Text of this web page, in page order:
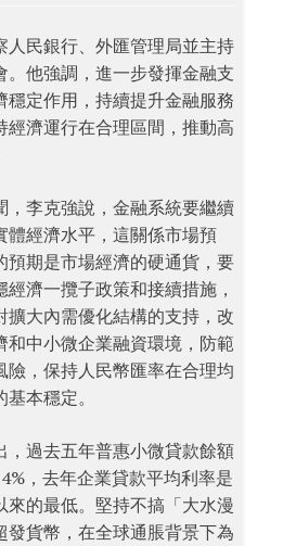
人民銀行、外匯管理局並主持
。他強調，進一步發揮金融支
穩定作用，持續提升金融服務
經濟運行在合理區間，推動高
，李克強說，金融系統要繼續
體經濟水平，這關係市場預
預期是市場經濟的硬通貨，要
經濟一攬子政策和接續措施，
擴大內需優化結構的支持，改
和中小微企業融資環境，防範
險，保持人民幣匯率在合理均
本穩定。
，過去五年普惠小微貸款餘額
，去年企業貸款平均利率是
來的最低。堅持不搞「大水漫
發貨幣，在全球通脹背景下為